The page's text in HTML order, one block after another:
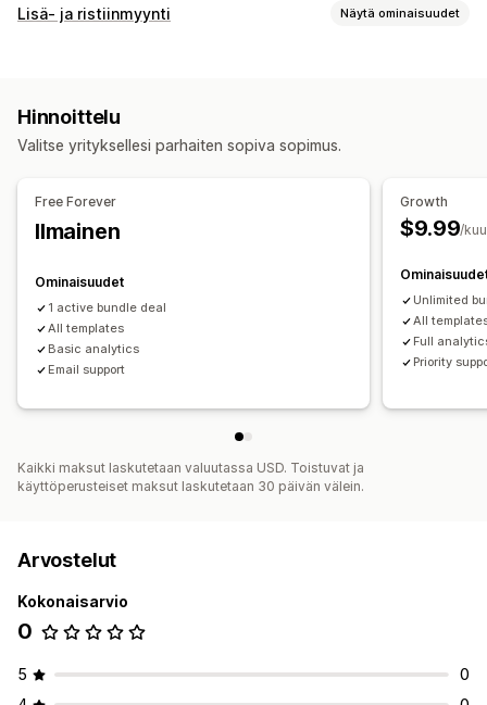
Tuotepakettityypit
Hinnoitteluvaihtoehdot
Kiinteä hinnoittelu
Alennukset
Prosenttialennukset
Dynaaminen hinnoittelu
Lisä- ja ristiinmyynti Näytä ominaisuudet
Analytiikka
Konversioasteet
Hinnoittelu
Valitse yrityksellesi parhaiten sopiva sopimus.
Free Forever
Ilmainen
Ominaisuudet
1 active bundle deal
All templates
Basic analytics
Email support
Growth
$9.99/
Unlimited
All
Full
Priority
Kaikki maksut laskutetaan valuutassa USD. Toistuvat ja
käyttöperusteiset maksut laskutetaan 30 päivän välein.
Arvostelut
Kokonaisarvio
0
5
0